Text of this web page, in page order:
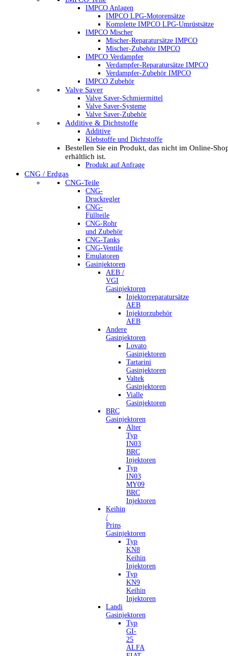
IMPCO Anlagen
IMPCO LPG-Motorensätze
Komplette IMPCO LPG-Umrüstsätze
IMPCO Mischer
Mischer-Reparatursätze IMPCO
Mischer-Zubehör IMPCO
IMPCO Verdampfer
Verdampfer-Reparatursätze IMPCO
Verdampfer-Zubehör IMPCO
IMPCO Zubehör
Valve Saver
Valve Saver-Schmiermittel
Valve Saver-Systeme
Valve Saver-Zubehör
Additive & Dichtstoffe
Additive
Klebstoffe und Dichtstoffe
Bestellen Sie ein Produkt, das nicht im Online-
erhältlich ist.
Produkt auf Anfrage
CNG / Erdgas
CNG-Teile
CNG-
Druckregler
CNG-
Füllteile
CNG-Rohr
und Zubehör
CNG-Tanks
CNG-Ventile
Emulatoren
Gasinjektoren
AEB /
VGI
Gasinjektoren
Injektorreparatursätze
AEB
Injektorzubehör
AEB
Andere
Gasinjektoren
Lovato
Gasinjektoren
Tartarini
Gasinjektoren
Valtek
Gasinjektoren
Vialle
Gasinjektoren
BRC
Gasinjektoren
Alter
Typ
IN03
BRC
Injektoren
Typ
IN03
MY09
BRC
Injektoren
Keihin
/
Prins
Gasinjektoren
Typ
KN8
Keihin
Injektoren
Typ
KN9
Keihin
Injektoren
Landi
Gasinjektoren
Typ
GI-
25
ALFA